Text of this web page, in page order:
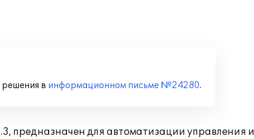
в информационном письме №24280.
предназначен для автоматизации управления и